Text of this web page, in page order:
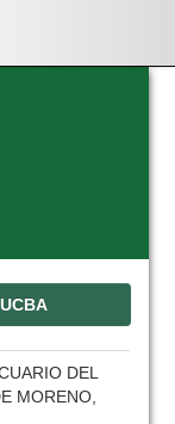
DEL
MORENO,